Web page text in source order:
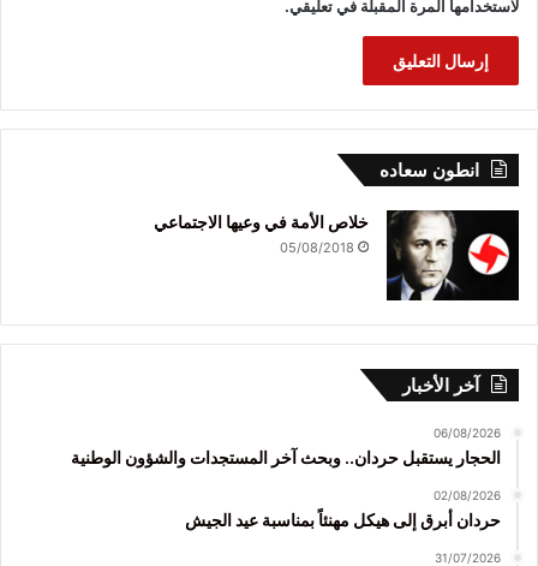
لاستخدامها المرة المقبلة في تعليقي.
انطون سعاده
خلاص الأمة في وعيها الاجتماعي
05/08/2018
آخر الأخبار
06/08/2026
الحجار يستقبل حردان.. وبحث آخر المستجدات والشؤون الوطنية
02/08/2026
حردان أبرق إلى هيكل مهنئاً بمناسبة عيد الجيش
31/07/2026